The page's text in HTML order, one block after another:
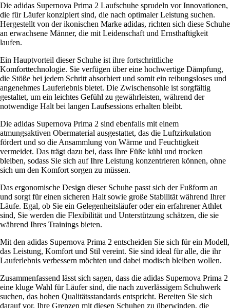
Die adidas Supernova Prima 2 Laufschuhe sprudeln vor Innovationen,
die für Läufer konzipiert sind, die nach optimaler Leistung suchen.
Hergestellt von der ikonischen Marke adidas, richten sich diese Schuhe
an erwachsene Männer, die mit Leidenschaft und Ernsthaftigkeit
laufen.
Ein Hauptvorteil dieser Schuhe ist ihre fortschrittliche
Komforttechnologie. Sie verfügen über eine hochwertige Dämpfung,
die Stöße bei jedem Schritt absorbiert und somit ein reibungsloses und
angenehmes Lauferlebnis bietet. Die Zwischensohle ist sorgfältig
gestaltet, um ein leichtes Gefühl zu gewährleisten, während der
notwendige Halt bei langen Laufsessions erhalten bleibt.
Die adidas Supernova Prima 2 sind ebenfalls mit einem
atmungsaktiven Obermaterial ausgestattet, das die Luftzirkulation
fördert und so die Ansammlung von Wärme und Feuchtigkeit
vermeidet. Das trägt dazu bei, dass Ihre Füße kühl und trocken
bleiben, sodass Sie sich auf Ihre Leistung konzentrieren können, ohne
sich um den Komfort sorgen zu müssen.
Das ergonomische Design dieser Schuhe passt sich der Fußform an
und sorgt für einen sicheren Halt sowie große Stabilität während Ihrer
Läufe. Egal, ob Sie ein Gelegenheitsläufer oder ein erfahrener Athlet
sind, Sie werden die Flexibilität und Unterstützung schätzen, die sie
während Ihres Trainings bieten.
Mit den adidas Supernova Prima 2 entscheiden Sie sich für ein Modell,
das Leistung, Komfort und Stil vereint. Sie sind ideal für alle, die ihr
Lauferlebnis verbessern möchten und dabei modisch bleiben wollen.
Zusammenfassend lässt sich sagen, dass die adidas Supernova Prima 2
eine kluge Wahl für Läufer sind, die nach zuverlässigem Schuhwerk
suchen, das hohen Qualitätsstandards entspricht. Bereiten Sie sich
darauf vor, Ihre Grenzen mit diesen Schuhen zu überwinden, die